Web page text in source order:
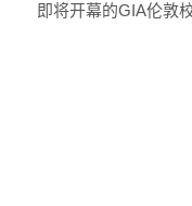
即将开幕的GIA伦敦